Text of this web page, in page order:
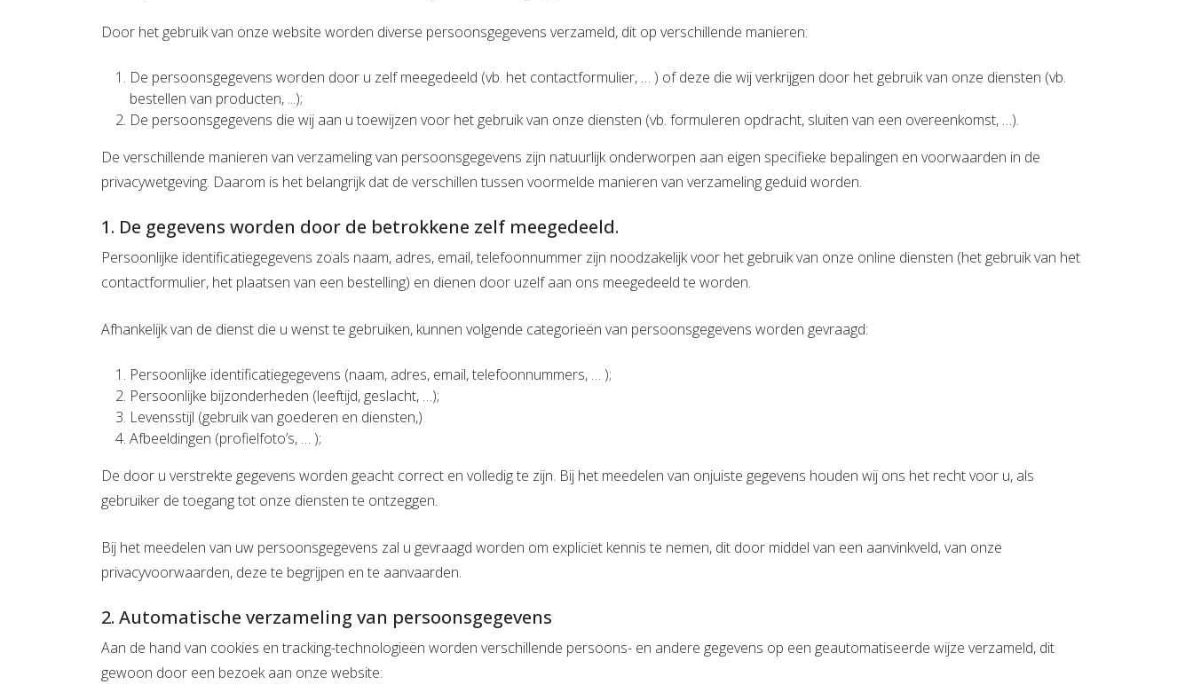
Door het gebruik van onze website worden diverse persoonsgegevens verzameld, dit op verschillende manieren:
De persoonsgegevens worden door u zelf meegedeeld (vb. het contactformulier, … ) of deze die wij verkrijgen door het gebruik van onze diensten (vb.
bestellen van producten, ...);
De persoonsgegevens die wij aan u toewijzen voor het gebruik van onze diensten (vb. formuleren opdracht, sluiten van een overeenkomst, …).
De verschillende manieren van verzameling van persoonsgegevens zijn natuurlijk onderworpen aan eigen specifieke bepalingen en voorwaarden in de
privacywetgeving. Daarom is het belangrijk dat de verschillen tussen voormelde manieren van verzameling geduid worden.
1. De gegevens worden door de betrokkene zelf meegedeeld.
Persoonlijke identificatiegegevens zoals naam, adres, email, telefoonnummer zijn noodzakelijk voor het gebruik van onze online diensten (het gebruik van het
contactformulier, het plaatsen van een bestelling) en dienen door uzelf aan ons meegedeeld te worden.
Afhankelijk van de dienst die u wenst te gebruiken, kunnen volgende categorieën van persoonsgegevens worden gevraagd:
Persoonlijke identificatiegegevens (naam, adres, email, telefoonnummers, … );
Persoonlijke bijzonderheden (leeftijd, geslacht, …);
Levensstijl (gebruik van goederen en diensten,)
Afbeeldingen (profielfoto’s, … );
De door u verstrekte gegevens worden geacht correct en volledig te zijn. Bij het meedelen van onjuiste gegevens houden wij ons het recht voor u, als
gebruiker de toegang tot onze diensten te ontzeggen.
Bij het meedelen van uw persoonsgegevens zal u gevraagd worden om expliciet kennis te nemen, dit door middel van een aanvinkveld, van onze
privacyvoorwaarden, deze te begrijpen en te aanvaarden.
2. Automatische verzameling van persoonsgegevens
Aan de hand van cookies en tracking-technologieën worden verschillende persoons- en andere gegevens op een geautomatiseerde wijze verzameld, dit
gewoon door een bezoek aan onze website: